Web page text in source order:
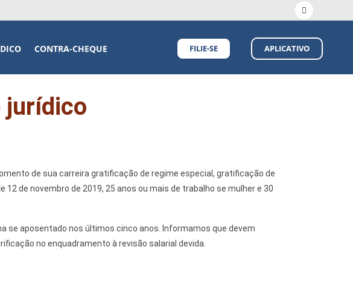
CONTRA-CHEQUE FILIE-SE APLICATIVO
jurídico
de sua carreira gratificação de regime especial, gratificação de
de novembro de 2019, 25 anos ou mais de trabalho se mulher e 30
se aposentado nos últimos cinco anos. Informamos que devem
no enquadramento à revisão salarial devida.